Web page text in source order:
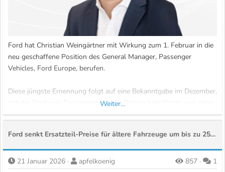
Ford hat Christian Weingärtner mit Wirkung zum 1. Februar in die
neu geschaffene Position des General Manager, Passenger
Vehicles, Ford Europe, berufen.
Diese jüngste Ernennung folgt auf eine Bekanntgabe im Dezember,
mit der Ford sein Engagement in der Region bekräftigte und seine
Strategie zur Neubelebung des Pkw-Geschäfts in Europa
In seiner neuen Funktion wird Weingärtner die strategische...
Weiter...
Ford senkt Ersatzteil-Preise für ältere Fahrzeuge um bis zu 25 Prozent
21 Januar 2026 apfelkoenig 857 1